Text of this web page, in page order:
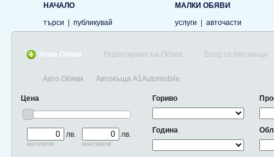
НАЧАЛО
търси
публикувай
МАЛКИ ОБЯВИ
услуги
авточасти
Нова Обява Редактиране на Обява Вход за Автокъщи
Авто Обяви Автокъща A1Automobile
Цена
лв.
минимум
лв.
максимум
Гориво
Година